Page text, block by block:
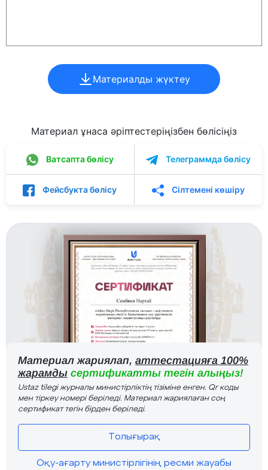
Материалды жүктеу
Материал ұнаса әріптестеріңізбен бөлісіңіз
Ватсапта бөлісу Телеграммда бөлісу
Фейсбукта бөлісу Сілтемені көшіру
Материал жариялап, аттестацияға 100%
жарамды сертификатты тегін алыңыз!
Ustaz tilegi журналы министірліктің тізіміне енген. Qr коды
мен тіркеу номері беріледі. Материал жариялаған соң
сертификат тегін бірден беріледі.
Толығырақ
Оқу-ағарту министірлігінің ресми жауабы